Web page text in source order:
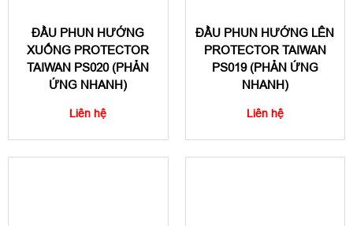
ĐẦU PHUN HƯỚNG
XUỐNG PROTECTOR
TAIWAN PS020 (PHẢN
ỨNG NHANH)
Liên hệ
ĐẦU PHUN HƯỚNG LÊN
PROTECTOR TAIWAN
PS019 (PHẢN ỨNG
NHANH)
Liên hệ